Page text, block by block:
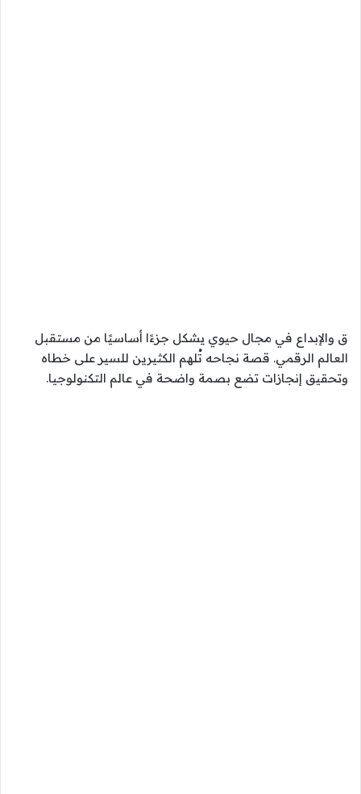
ق والإبداع في مجال حيوي يشكل جزءًا أساسيًا من مستقبل
العالم الرقمي. قصة نجاحه تُلهم الكثيرين للسير على خطاه
وتحقيق إنجازات تضع بصمة واضحة في عالم التكنولوجيا.